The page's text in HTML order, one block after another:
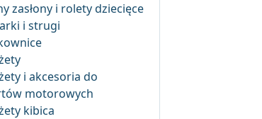
zasłony i rolety dziecięce
i strugi
i akcesoria do
motorowych
kibica